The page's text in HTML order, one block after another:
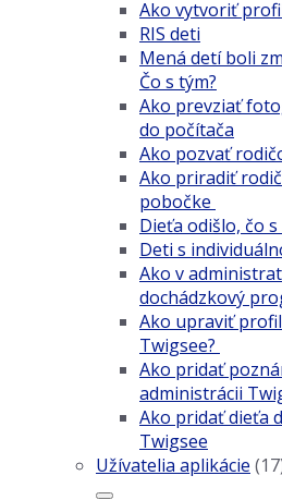
Ako vytvoriť
RIS deti
Mená detí boli
Čo s tým?
Ako prevziať
do počítača
Ako pozvať
Ako priradiť
pobočke
Dieťa odišlo, čo
Deti s
Ako v
dochádzkový
Ako upraviť
Twigsee?
Ako pridať
administrácii
Ako pridať dieťa
Twigsee
Užívatelia aplikácie